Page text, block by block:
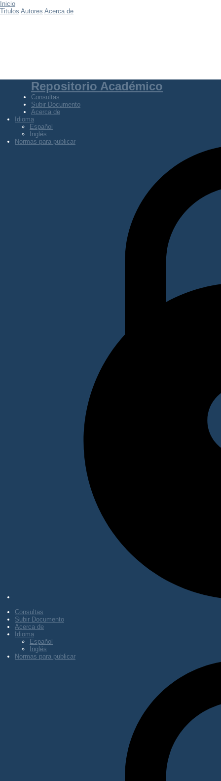
Inicio
Titulos Autores Acerca de
Repositorio Académico
Consultas
Subir Documento
Acerca de
Idioma
Español
Inglés
Normas para publicar
Consultas
Subir Documento
Acerca de
Idioma
Español
Inglés
Normas para publicar